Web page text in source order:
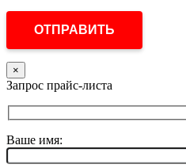
×
Запрос прайс-листа
Ваше имя: